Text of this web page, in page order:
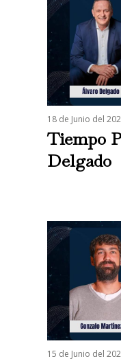
18 de Junio del
Tiempo
Delgado
15 de Junio del